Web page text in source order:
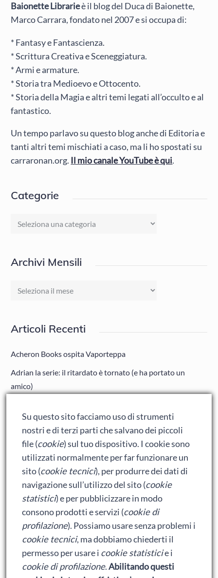
Baionette Librarieè il blog del Duca di Baionette,
Marco Carrara, fondato nel 2007 e si occupa di:
* Fantasy e Fantascienza.
* Scrittura Creativa e Sceneggiatura.
* Armi e armature.
* Storia tra Medioevo e Ottocento.
* Storia della Magia e altri temi legati all’occulto e al
fantastico.
Un tempo parlavo su questo blog anche di Editoria e
tanti altri temi mischiati a caso, ma li ho spostati su
carraronan.org. Il mio canale YouTube è qui.
Categorie
Categorie
Archivi Mensili
Archivi
Articoli Recenti
Acheron Books ospita Vaporteppa
Adrian la serie: il ritardato è tornato (e ha portato un
amico)
Ralph spacca Internet: analisi del film
Bumblebee: un buon film dei Transformers
Meta
Accedi
Feed dei contenuti
Feed dei commenti
WordPress.org
Su questo sito facciamo uso di strumenti
nostri e di terzi parti che salvano dei piccoli
file (cookie) sul tuo dispositivo. I cookie sono
utilizzati normalmente per far funzionare un
sito (cookie tecnici), per produrre dei dati di
navigazione sull’utilizzo del sito (cookie
statistici) e per pubblicizzare in modo
consono prodotti e servizi (cookie di
profilazione). Possiamo usare senza problemi i
cookie tecnici, ma dobbiamo chiederti il
permesso per usare i cookie statisticie i
cookie di profilazione.Abilitando questi